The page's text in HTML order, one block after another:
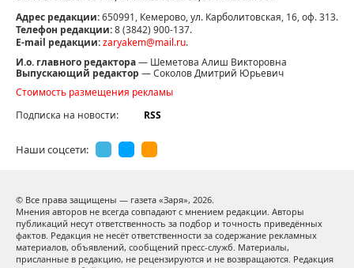
Адрес редакции:650991, Кемерово, ул. Карболитовская, 16, оф. 313.
Телефон редакции:8 (3842) 900-137.
E-mail редакции:zaryakem@mail.ru.
И.о. главного редактора— Шеметова Алиш Викторовна
Выпускающий редактор — Соколов Дмитрий Юрьевич
Стоимость размещения рекламы
Подписка на новости:
RSS
Наши соцсети:
© Все права защищены — газета «Заря», 2026.
Мнения авторов не всегда совпадают с мнением редакции. Авторы
публикаций несут ответственность за подбор и точность приведённых
фактов. Редакция не несёт ответственности за содержание рекламных
материалов, объявлений, сообщений пресс-служб. Материалы,
присланные в редакцию, не рецензируются и не возвращаются. Редакция